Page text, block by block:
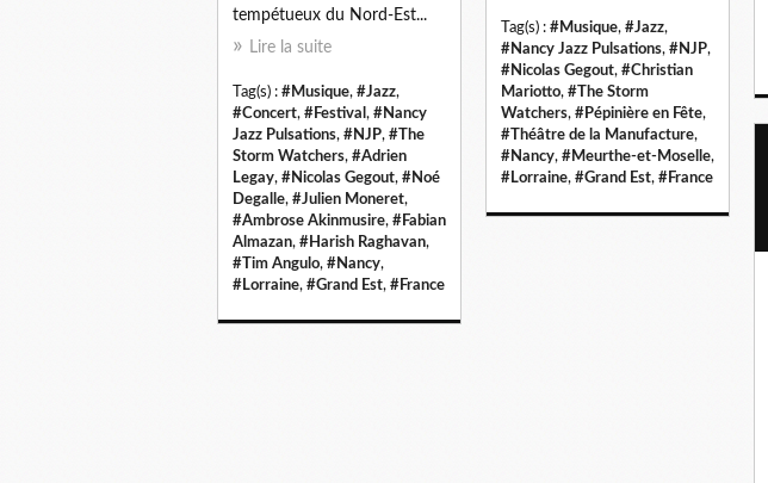
tempétueux du Nord-Est...
Lire la suite
Tag(s) : #Musique, #Jazz,
#Concert, #Festival , #Nancy
Jazz Pulsations, #NJP, #The
Storm Watchers, #Adrien
Legay, #Nicolas Gegout, #Noé
Degalle, #Julien Moneret,
#Ambrose Akinmusire, #Fabian
Almazan, #Harish Raghavan,
#Tim Angulo, #Nancy,
#Lorraine, #Grand Est, #France
Tag(s) : #Musique, #Jazz,
#Nancy Jazz Pulsations, #NJP,
#Nicolas Gegout, #Christian
Mariotto, #The Storm
Watchers, #Pépinière en Fête,
#Théâtre de la Manufacture,
#Nancy, #Meurthe-et-Moselle,
#Lorraine, #Grand Est, #France